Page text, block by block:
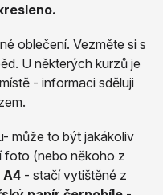
oblečení. Vezměte si s
U některých kurzů je
- informaci sděluji
může to být jakákoliv
foto (nebo někoho z
A4 - stačí vytištěné z